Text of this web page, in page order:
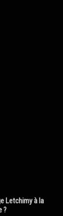
Letchimy à la
?